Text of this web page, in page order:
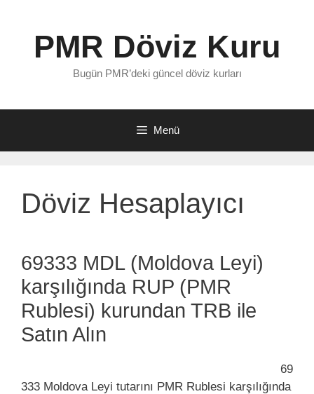
PMR Döviz Kuru
Bugün PMR’deki güncel döviz kurları
Menü
Döviz Hesaplayıcı
69333 MDL (Moldova Leyi)
karşılığında RUP (PMR
Rublesi) kurundan TRB ile
Satın Alın
69
333 Moldova Leyi tutarını PMR Rublesi karşılığında